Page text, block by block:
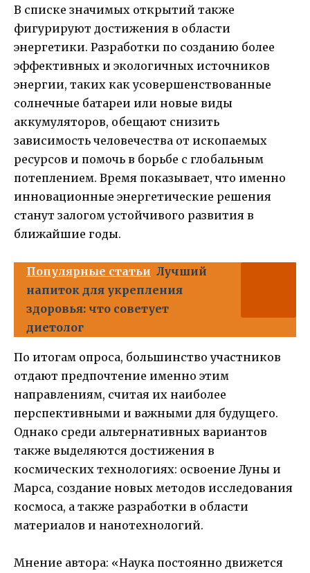
В списке значимых открытий также
фигурируют достижения в области
энергетики. Разработки по созданию более
эффективных и экологичных источников
энергии, таких как усовершенствованные
солнечные батареи или новые виды
аккумуляторов, обещают снизить
зависимость человечества от ископаемых
ресурсов и помочь в борьбе с глобальным
потеплением. Время показывает, что именно
инновационные энергетические решения
станут залогом устойчивого развития в
ближайшие годы.
Популярные статьи Лучший
напиток для укрепления
здоровья: что советует
диетолог
По итогам опроса, большинство участников
отдают предпочтение именно этим
направлениям, считая их наиболее
перспективными и важными для будущего.
Однако среди альтернативных вариантов
также выделяются достижения в
космических технологиях: освоение Луны и
Марса, создание новых методов исследования
космоса, а также разработки в области
материалов и нанотехнологий.
Мнение автора: «Наука постоянно движется